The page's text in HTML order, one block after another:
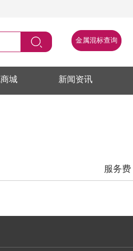
金属混标查询
城 新闻资讯
服务费